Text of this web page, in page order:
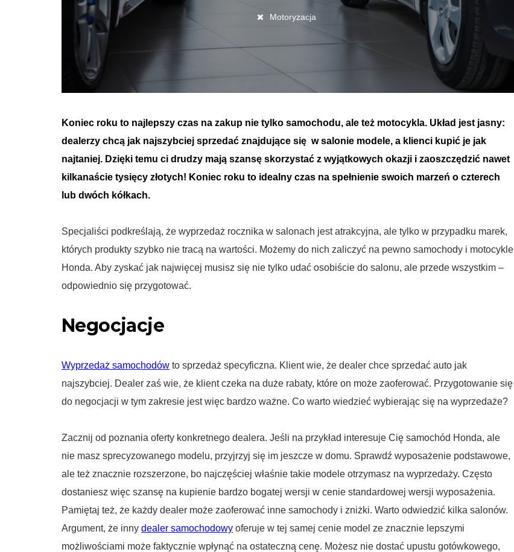
Motoryzacja
Koniec roku to najlepszy czas na zakup nie tylko samochodu, ale też motocykla. Układ jest jasny:
dealerzy chcą jak najszybciej sprzedać znajdujące się w salonie modele, a klienci kupić je jak
najtaniej. Dzięki temu ci drudzy mają szansę skorzystać z wyjątkowych okazji i zaoszczędzić nawet
kilkanaście tysięcy złotych! Koniec roku to idealny czas na spełnienie swoich marzeń o czterech
lub dwóch kółkach.
Specjaliści podkreślają, że wyprzedaż rocznika w salonach jest atrakcyjna, ale tylko w przypadku marek,
których produkty szybko nie tracą na wartości. Możemy do nich zaliczyć na pewno samochody i motocykle
Honda. Aby zyskać jak najwięcej musisz się nie tylko udać osobiście do salonu, ale przede wszystkim –
odpowiednio się przygotować.
Negocjacje
Wyprzedaż samochodów to sprzedaż specyficzna. Klient wie, że dealer chce sprzedać auto jak
najszybciej. Dealer zaś wie, że klient czeka na duże rabaty, które on może zaoferować. Przygotowanie się
do negocjacji w tym zakresie jest więc bardzo ważne. Co warto wiedzieć wybierając się na wyprzedaże?
Zacznij od poznania oferty konkretnego dealera. Jeśli na przykład interesuje Cię samochód Honda, ale
nie masz sprecyzowanego modelu, przyjrzyj się im jeszcze w domu. Sprawdź wyposażenie podstawowe,
ale też znacznie rozszerzone, bo najczęściej właśnie takie modele otrzymasz na wyprzedaży. Często
dostaniesz więc szansę na kupienie bardzo bogatej wersji w cenie standardowej wersji wyposażenia.
Pamiętaj też, że każdy dealer może zaoferować inne samochody i zniżki. Warto odwiedzić kilka salonów.
Argument, że inny dealer samochodowy oferuje w tej samej cenie model ze znacznie lepszymi
możliwościami może faktycznie wpłynąć na ostateczną cenę. Możesz nie dostać upustu gotówkowego,